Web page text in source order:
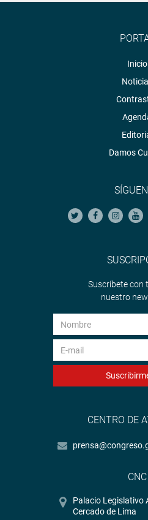
Inicio
Damos
Suscríbete con
nuestro
CENTRO DE
CNC
Palacio Legislativo
Cercado de Lima